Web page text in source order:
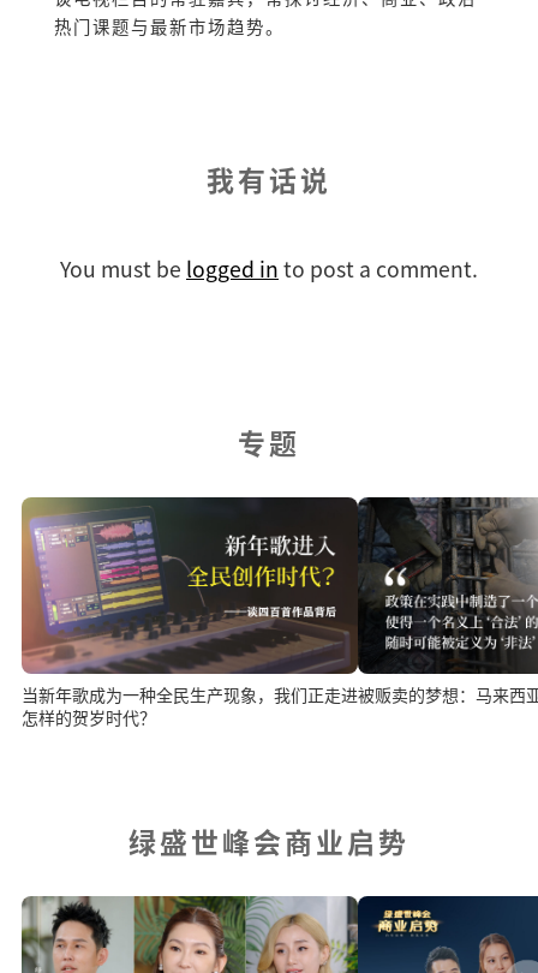
热门课题与最新市场趋势。
我有话说
You must be logged in to post a comment.
专题
当新年歌成为一种全民生产现象，我们正走进
怎样的贺岁时代？
被贩卖的梦想：马来西
绿盛世峰会商业启势